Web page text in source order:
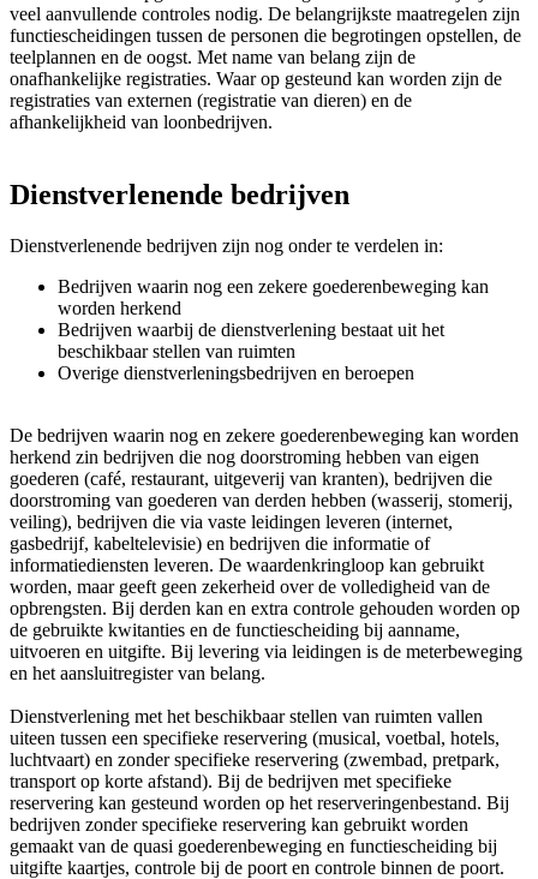
veel aanvullende controles nodig. De belangrijkste maatregelen zijn
functiescheidingen tussen de personen die begrotingen opstellen, de
teelplannen en de oogst. Met name van belang zijn de
onafhankelijke registraties. Waar op gesteund kan worden zijn de
registraties van externen (registratie van dieren) en de
afhankelijkheid van loonbedrijven.
Dienstverlenende bedrijven
Dienstverlenende bedrijven zijn nog onder te verdelen in:
Bedrijven waarin nog een zekere goederenbeweging kan
worden herkend
Bedrijven waarbij de dienstverlening bestaat uit het
beschikbaar stellen van ruimten
Overige dienstverleningsbedrijven en beroepen
De bedrijven waarin nog en zekere goederenbeweging kan worden
herkend zin bedrijven die nog doorstroming hebben van eigen
goederen (café, restaurant, uitgeverij van kranten), bedrijven die
doorstroming van goederen van derden hebben (wasserij, stomerij,
veiling), bedrijven die via vaste leidingen leveren (internet,
gasbedrijf, kabeltelevisie) en bedrijven die informatie of
informatiediensten leveren. De waardenkringloop kan gebruikt
worden, maar geeft geen zekerheid over de volledigheid van de
opbrengsten. Bij derden kan en extra controle gehouden worden op
de gebruikte kwitanties en de functiescheiding bij aanname,
uitvoeren en uitgifte. Bij levering via leidingen is de meterbeweging
en het aansluitregister van belang.
Dienstverlening met het beschikbaar stellen van ruimten vallen
uiteen tussen een specifieke reservering (musical, voetbal, hotels,
luchtvaart) en zonder specifieke reservering (zwembad, pretpark,
transport op korte afstand). Bij de bedrijven met specifieke
reservering kan gesteund worden op het reserveringenbestand. Bij
bedrijven zonder specifieke reservering kan gebruikt worden
gemaakt van de quasi goederenbeweging en functiescheiding bij
uitgifte kaartjes, controle bij de poort en controle binnen de poort.